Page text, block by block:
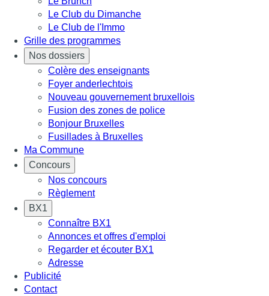
Le Club du Dimanche
Le Club de l'Immo
Grille des programmes
Nos dossiers
Colère des enseignants
Foyer anderlechtois
Nouveau gouvernement bruxellois
Fusion des zones de police
Bonjour Bruxelles
Fusillades à Bruxelles
Ma Commune
Concours
Nos concours
Règlement
BX1
Connaître BX1
Annonces et offres d'emploi
Regarder et écouter BX1
Adresse
Publicité
Contact